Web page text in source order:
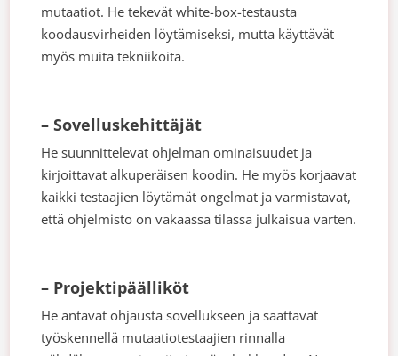
mutaatiot. He tekevät white-box-testausta
koodausvirheiden löytämiseksi, mutta käyttävät
myös muita tekniikoita.
– Sovelluskehittäjät
He suunnittelevat ohjelman ominaisuudet ja
kirjoittavat alkuperäisen koodin. He myös korjaavat
kaikki testaajien löytämät ongelmat ja varmistavat,
että ohjelmisto on vakaassa tilassa julkaisua varten.
– Projektipäälliköt
He antavat ohjausta sovellukseen ja saattavat
työskennellä mutaatiotestaajien rinnalla